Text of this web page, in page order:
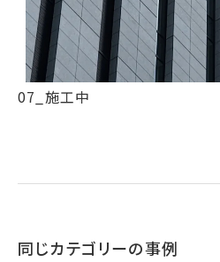
07_施工中
同じカテゴリーの事例